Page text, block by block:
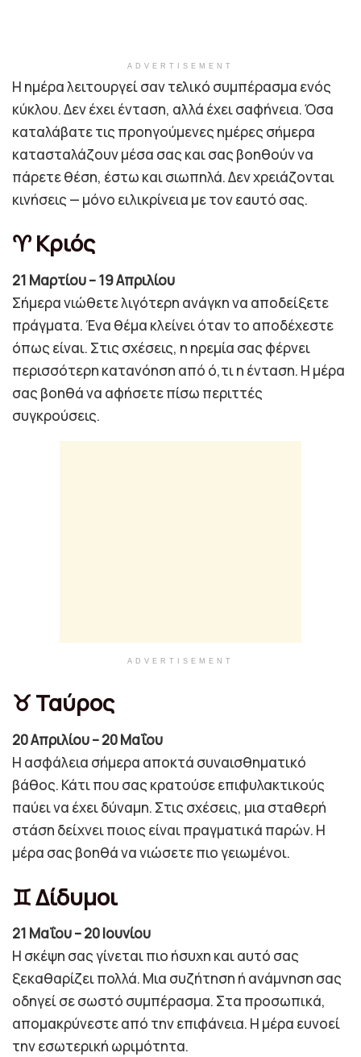
ADVERTISEMENT
Η ημέρα λειτουργεί σαν τελικό συμπέρασμα ενός
κύκλου. Δεν έχει ένταση, αλλά έχει σαφήνεια. Όσα
καταλάβατε τις προηγούμενες ημέρες σήμερα
κατασταλάζουν μέσα σας και σας βοηθούν να
πάρετε θέση, έστω και σιωπηλά. Δεν χρειάζονται
κινήσεις — μόνο ειλικρίνεια με τον εαυτό σας.
♈ Κριός
21 Μαρτίου – 19 Απριλίου
Σήμερα νιώθετε λιγότερη ανάγκη να αποδείξετε
πράγματα. Ένα θέμα κλείνει όταν το αποδέχεστε
όπως είναι. Στις σχέσεις, η ηρεμία σας φέρνει
περισσότερη κατανόηση από ό,τι η ένταση. Η μέρα
σας βοηθά να αφήσετε πίσω περιττές
συγκρούσεις.
ADVERTISEMENT
♉ Ταύρος
20 Απριλίου – 20 Μαΐου
Η ασφάλεια σήμερα αποκτά συναισθηματικό
βάθος. Κάτι που σας κρατούσε επιφυλακτικούς
παύει να έχει δύναμη. Στις σχέσεις, μια σταθερή
στάση δείχνει ποιος είναι πραγματικά παρών. Η
μέρα σας βοηθά να νιώσετε πιο γειωμένοι.
♊ Δίδυμοι
21 Μαΐου – 20 Ιουνίου
Η σκέψη σας γίνεται πιο ήσυχη και αυτό σας
ξεκαθαρίζει πολλά. Μια συζήτηση ή ανάμνηση σας
οδηγεί σε σωστό συμπέρασμα. Στα προσωπικά,
απομακρύνεστε από την επιφάνεια. Η μέρα ευνοεί
την εσωτερική ωριμότητα.